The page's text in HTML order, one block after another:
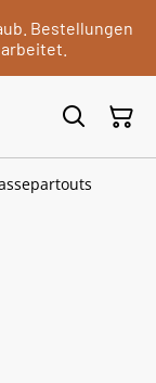
Bestellungen